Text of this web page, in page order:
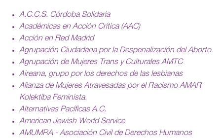
A.C.C.S. Córdoba Solidaria
Académicas en Acción Crítica (AAC)
Acción en Red Madrid
Agrupación Ciudadana por la Despenalización del Aborto
Agrupación de Mujeres Trans y Culturales AMTC
Aireana, grupo por los derechos de las lesbianas
Alianza de Mujeres Atravesadas por el Racismo AMAR
Kolektiba Feminista.
Alternativas Pacíficas A.C.
American Jewish World Service
AMUMRA - Asociación Civil de Derechos Humanos